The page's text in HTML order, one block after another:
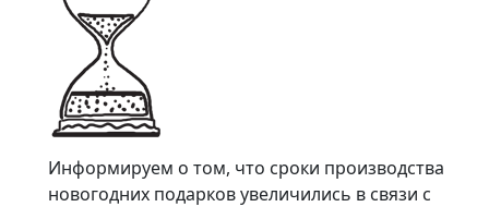
Информируем о том, что сроки производства
новогодних подарков увеличились в связи с